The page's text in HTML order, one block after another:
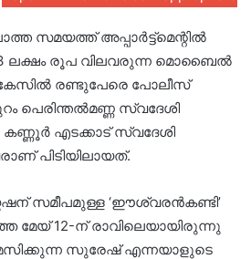
സമയത്ത് അപ്പാർട്ട്‌മെന്റിൽ
ലക്ഷം രൂപ വിലവരുന്ന മൊബൈൽ
രണ്ടുപേരെ പോലീസ്
പെരിന്തൽമണ്ണ സ്വദേശി
എടക്കാട് സ്വദേശി
പിടിയിലായത്.
സമീപമുള്ള ‘ഈശ്വരൻകണ്ടി’
മേയ് 12-ന് രാവിലെയായിരുന്നു
സുരേഷ് എന്നയാളുടെ